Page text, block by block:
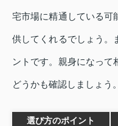
宅市場に精通している可
供してくれるでしょう。
ントです。親身になって
どうかも確認しましょう。
選び方のポイント